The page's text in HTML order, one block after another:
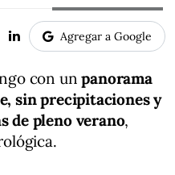
Agregar a Google
con unpanorama
sin precipitaciones y
de pleno verano,